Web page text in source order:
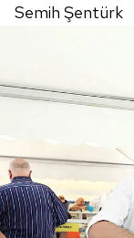
Semih Şentürk